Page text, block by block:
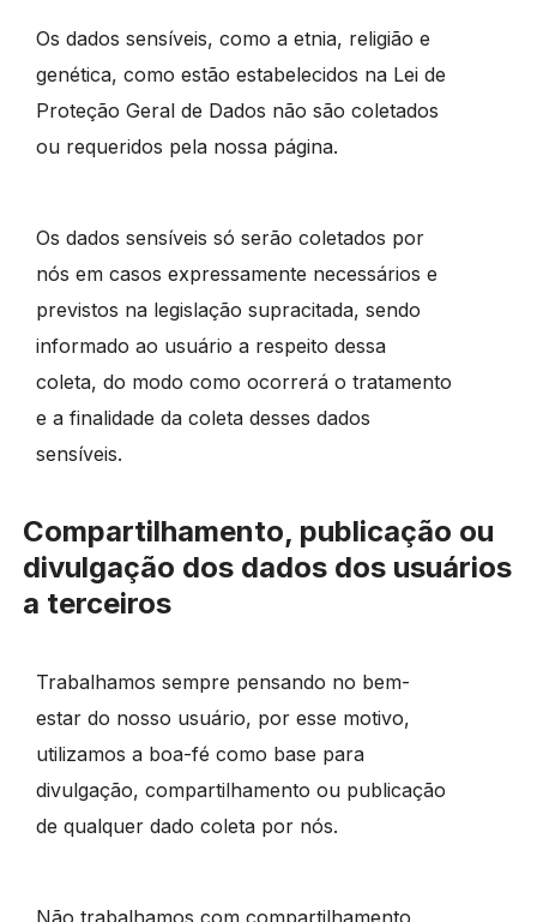
Os dados sensíveis, como a etnia, religião e
genética, como estão estabelecidos na Lei de
Proteção Geral de Dados não são coletados
ou requeridos pela nossa página.
Os dados sensíveis só serão coletados por
nós em casos expressamente necessários e
previstos na legislação supracitada, sendo
informado ao usuário a respeito dessa
coleta, do modo como ocorrerá o tratamento
e a finalidade da coleta desses dados
sensíveis.
Compartilhamento, publicação ou
divulgação dos dados dos usuários
a terceiros
Trabalhamos sempre pensando no bem-
estar do nosso usuário, por esse motivo,
utilizamos a boa-fé como base para
divulgação, compartilhamento ou publicação
de qualquer dado coleta por nós.
Não trabalhamos com compartilhamento,